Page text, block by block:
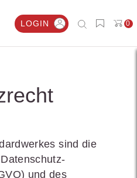
LOGIN 0
sind die
und des